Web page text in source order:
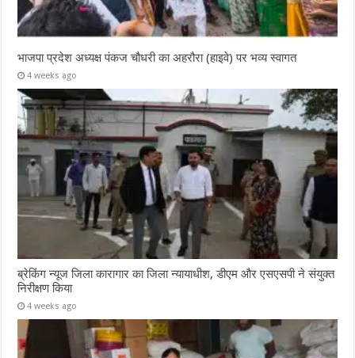
भाजपा प्रदेश अध्यक्ष पंकज चौधरी का अहरौरा (हाइवे) पर भव्य स्वागत
4 weeks ago
ब्रेकिंग न्यूज जिला कारागार का जिला न्यायाधीश, डीएम और एसएसपी ने संयुक्त
निरीक्षण किया
4 weeks ago